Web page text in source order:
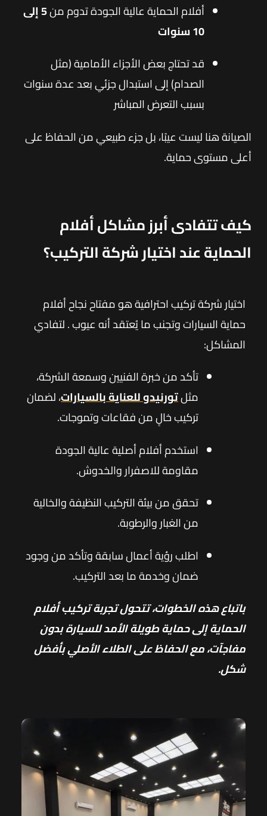
أفلام الحماية عالية الجودة تدوم من 5 إلى
10 سنوات
قد تحتاج بعض الأجزاء الأمامية (مثل
الصدام) إلى استبدال جزئي بعد عدة سنوات
بسبب التعرض المباشر
الصيانة هنا ليست عيبًا، بل جزء طبيعي من الحفاظ على
أعلى مستوى حماية.
كيف تتفادى أبرز مشاكل أفلام
الحماية عند اختيار شركة التركيب؟
اختيار شركة تركيب احترافية هو مفتاح نجاح أفلام
حماية السيارات وتجنب ما يُعتقد أنه عيوب . لتفادي
المشاكل:
تأكد من خبرة الفنيين وسمعة الشركة،
مثلتورنيدو للعناية بالسيارات، لضمان
تركيب خالٍ من فقاعات وتموجات.
استخدم أفلام أصلية عالية الجودة
مقاومة للاصفرار والخدوش.
تحقق من بيئة التركيب النظيفة والخالية
من الغبار والرطوبة.
اطلب رؤية أعمال سابقة وتأكد من وجود
ضمان وخدمة ما بعد التركيب.
باتباع هذه الخطوات، تتحول تجربة تركيب أفلام
الحماية إلى حماية طويلة الأمد للسيارة بدون
مفاجآت، مع الحفاظ على الطلاء الأصلي بأفضل
شكل.